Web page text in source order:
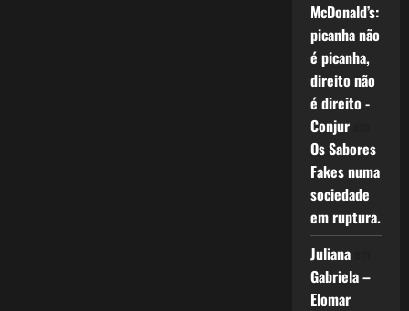
McDonald’s:
picanha não
é picanha,
direito não
é direito -
Conjurem
Os Sabores
Fakes numa
sociedade
em ruptura.
Julianaem
Gabriela –
Elomar